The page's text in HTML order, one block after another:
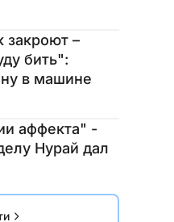
закроют –
бить":
в машине
аффекта" -
Нурай дал